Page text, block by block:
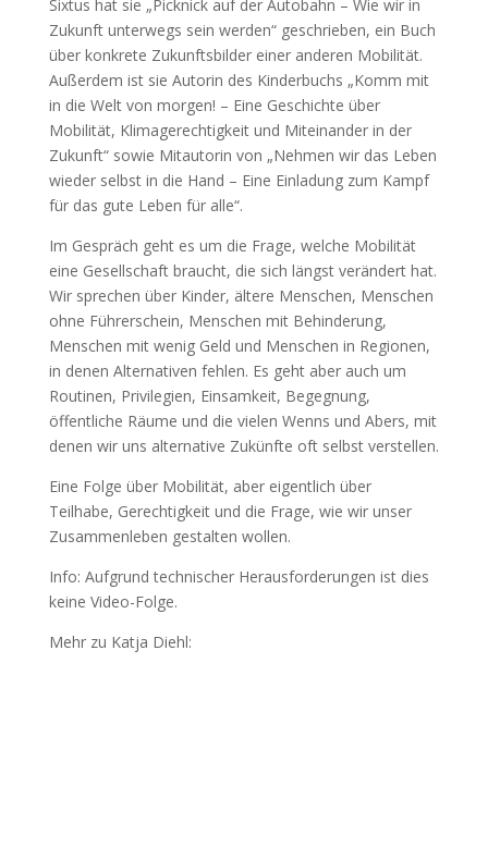
Sixtus hat sie „Picknick auf der Autobahn – Wie wir in
Zukunft unterwegs sein werden“ geschrieben, ein Buch
über konkrete Zukunftsbilder einer anderen Mobilität.
Außerdem ist sie Autorin des Kinderbuchs „Komm mit
in die Welt von morgen! – Eine Geschichte über
Mobilität, Klimagerechtigkeit und Miteinander in der
Zukunft“ sowie Mitautorin von „Nehmen wir das Leben
wieder selbst in die Hand – Eine Einladung zum Kampf
für das gute Leben für alle“.
Im Gespräch geht es um die Frage, welche Mobilität
eine Gesellschaft braucht, die sich längst verändert hat.
Wir sprechen über Kinder, ältere Menschen, Menschen
ohne Führerschein, Menschen mit Behinderung,
Menschen mit wenig Geld und Menschen in Regionen,
in denen Alternativen fehlen. Es geht aber auch um
Routinen, Privilegien, Einsamkeit, Begegnung,
öffentliche Räume und die vielen Wenns und Abers, mit
denen wir uns alternative Zukünfte oft selbst verstellen.
Eine Folge über Mobilität, aber eigentlich über
Teilhabe, Gerechtigkeit und die Frage, wie wir unser
Zusammenleben gestalten wollen.
Info: Aufgrund technischer Herausforderungen ist dies
keine Video-Folge.
Mehr zu Katja Diehl: